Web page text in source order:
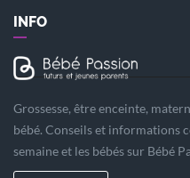
INFO
Grossesse, être enceinte,
bébé. Conseils et informations
semaine et les bébés sur Bébé